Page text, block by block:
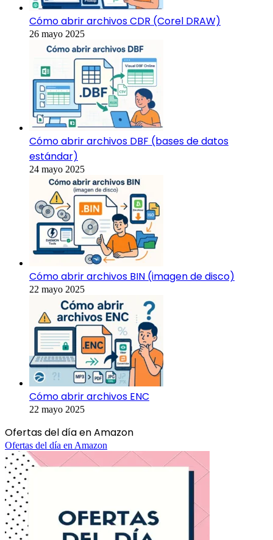
Cómo abrir archivos CDR (Corel DRAW)
26 mayo 2025
Cómo abrir archivos DBF (bases de datos
estándar)
24 mayo 2025
Cómo abrir archivos BIN (imagen de disco)
22 mayo 2025
Cómo abrir archivos ENC
22 mayo 2025
Ofertas del día en Amazon
Ofertas del día en Amazon